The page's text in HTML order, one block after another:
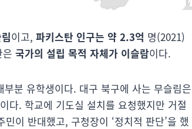
이고, 파키스탄 인구는 약 2.3억 명(2021)
국가의 설립 목적 자체가 이슬람이다.
분 유학생이다. 대구 북구에 사는 무슬림은
다. 학교에 기도실 설치를 요청했지만 거절
이 반대했고, 구청장이 ‘정치적 판단’을 했